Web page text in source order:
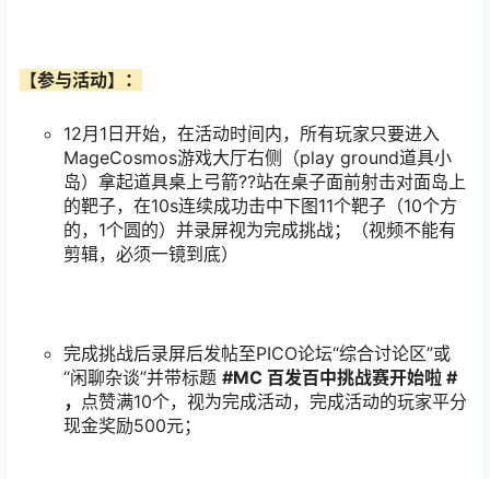
【参与活动】：
12月1日开始，在活动时间内，所有玩家只要进入
MageCosmos游戏大厅右侧（play ground道具小
岛）拿起道具桌上弓箭??站在桌子面前射击对面岛上
的靶子，在10s连续成功击中下图11个靶子（10个方
的，1个圆的）并录屏视为完成挑战；（视频不能有
剪辑，必须一镜到底）
完成挑战后录屏后发帖至PICO论坛“综合讨论区”或
“闲聊杂谈”并带标题 #MC 百发百中挑战赛开始啦 #
， 点赞满10个，视为完成活动，完成活动的玩家平分
现金奖励500元；